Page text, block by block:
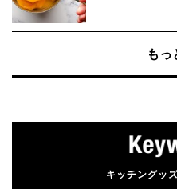
もっ
キッチングッ